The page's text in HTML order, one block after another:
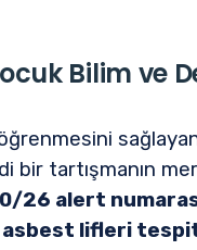
Bilim ve
bir tartışmanın
26 alert
asbest lifleri